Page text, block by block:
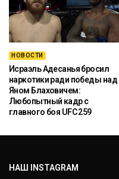
НОВОСТИ
Исраэль Адесанья бросил
наркотики ради победы над
Яном Блаховичем:
Любопытный кадр с
главного боя UFC 259
НАШ INSTAGRAM